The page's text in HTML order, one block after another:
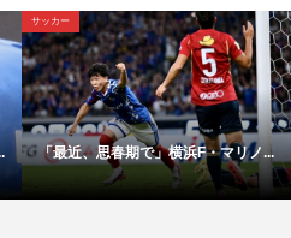
サッカー
【映像】これが横浜Ｆ・マリノス1...